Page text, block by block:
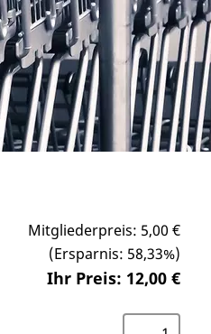
Mitgliederpreis: 5,00 €
(Ersparnis: 58,33%)
Ihr Preis: 12,00 €